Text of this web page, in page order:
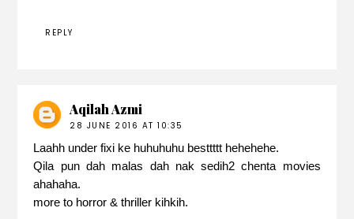
REPLY
Aqilah Azmi
28 JUNE 2016 AT 10:35
Laahh under fixi ke huhuhuhu besttttt hehehehe.
Qila pun dah malas dah nak sedih2 chenta movies
ahahaha.
more to horror & thriller kihkih.